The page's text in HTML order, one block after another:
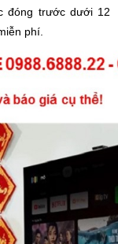
đóng trước dưới 12
phí.